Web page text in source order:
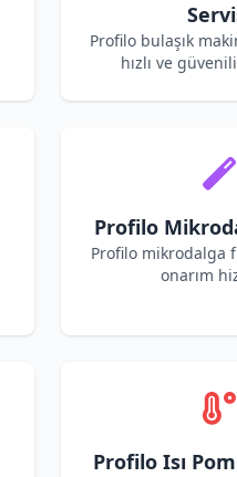
Profilo bulaşık
hızlı ve
Profilo
Profilo mikrodalga
onarım
Profilo Isı